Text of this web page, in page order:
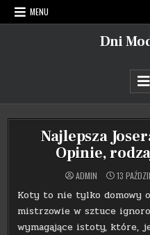
Skip
to
MENU
Dni
Najlepsza
Opinie,
ADMIN 13
Koty to nie tylko domowy
mistrzowie w sztuce
wymagające istoty, które,